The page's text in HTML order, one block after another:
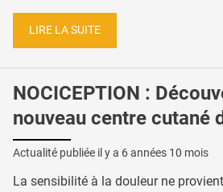
LIRE LA SUITE
NOCICEPTION :
nouveau centre cutané
Actualité publiée il y a 6 années 10 mois
La sensibilité à la douleur ne